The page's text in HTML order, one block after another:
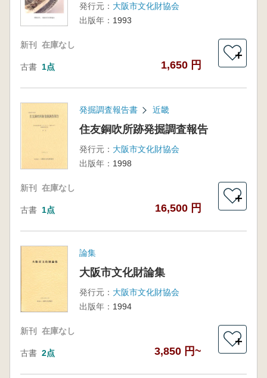
発行元： 大阪市文化財協会
出版年： 1993
新刊 在庫なし
古書 1点 1,650 円
＋
発掘調査報告書 近畿
住友銅吹所跡発掘調査報告
発行元： 大阪市文化財協会
出版年： 1998
新刊 在庫なし
古書 1点 16,500 円
＋
論集
大阪市文化財論集
発行元： 大阪市文化財協会
出版年： 1994
新刊 在庫なし
古書 2点 3,850 円~
＋